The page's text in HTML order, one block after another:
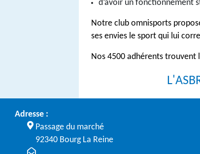
d’avoir un fonctionnement
Notre club omnisports
ses envies le sport qui lui
Nos 4500 adhérents
Adresse :
Passage du marché
92340 Bourg La Reine